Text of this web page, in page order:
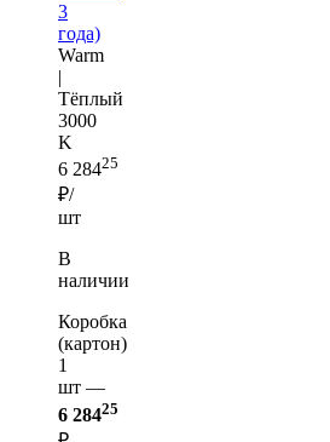
3
года)
Warm
|
Тёплый
3000
K
6 28425
₽/
шт
В
наличии
Коробка
(картон)
1
шт —
6 28425